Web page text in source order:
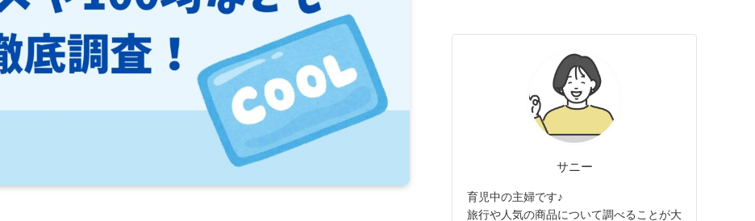
サニー
育児中の主婦です♪
旅行や人気の商品について調べることが大